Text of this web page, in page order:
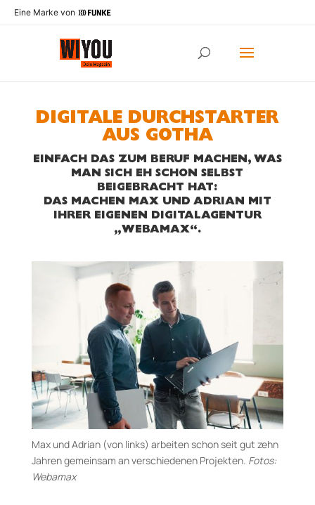
Eine Marke von
DIGITALE DURCHSTARTER
AUS GOTHA
EINFACH DAS ZUM BERUF MACHEN, WAS
MAN SICH EH SCHON SELBST
BEIGEBRACHT HAT:
DAS MACHEN MAX UND ADRIAN MIT
IHRER EIGENEN DIGITALAGENTUR
„WEBAMAX“.
Max und Adrian (von links) arbeiten schon seit gut zehn
Jahren gemeinsam an verschiedenen Projekten. Fotos:
Webamax